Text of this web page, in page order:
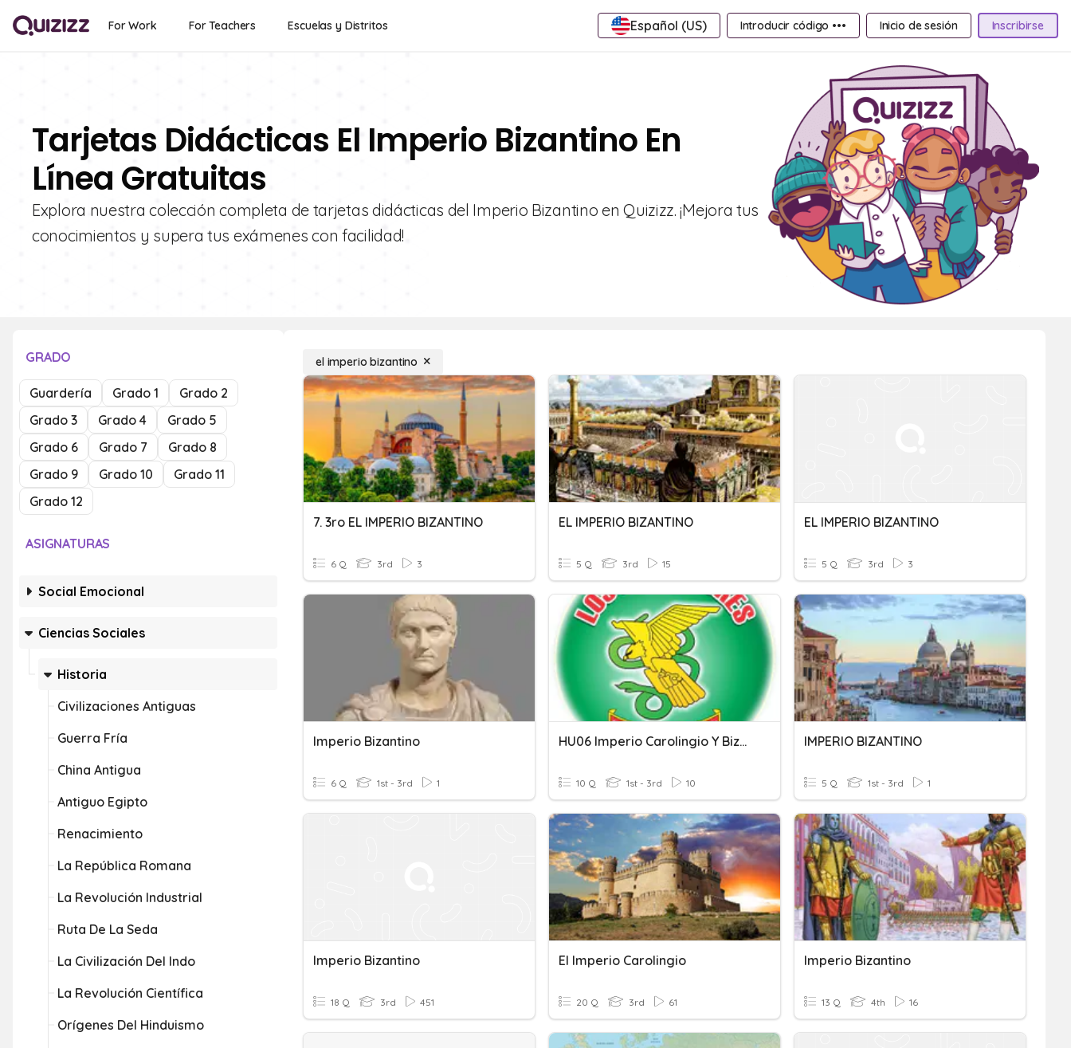
For Work For Teachers Escuelas y Distritos Español (US) Introducir código ••• Inicio de sesión Inscribirse
Tarjetas Didácticas El Imperio Bizantino En
Línea Gratuitas
Explora nuestra colección completa de tarjetas didácticas del Imperio Bizantino en Quizizz. ¡Mejora tus
conocimientos y supera tus exámenes con facilidad!
GRADO
Guardería Grado 1
Grado 2
Grado 3
Grado 4
Grado 5
Grado 6
Grado 7
Grado 8
Grado 9
Grado 10
Grado 11
Grado 12
ASIGNATURAS
Social Emocional
Ciencias Sociales
Historia
Civilizaciones Antiguas
Guerra Fría
China Antigua
Antiguo Egipto
Renacimiento
La República Romana
La Revolución Industrial
Ruta De La Seda
La Civilización Del Indo
La Revolución Científica
Orígenes Del Hinduismo
el imperio bizantino
7. 3ro EL IMPERIO BIZANTINO
6 Q 3rd 3
EL IMPERIO BIZANTINO
5 Q 3rd 15
EL IMPERIO BIZANTINO
5 Q 3rd 3
Imperio Bizantino
6 Q 1st - 3rd 1
HU06 Imperio Carolingio Y Bizantino
10 Q 1st - 3rd 10
IMPERIO BIZANTINO
5 Q 1st - 3rd 1
Imperio Bizantino
18 Q 3rd 451
El Imperio Carolingio
20 Q 3rd 61
Imperio Bizantino
13 Q 4th 16